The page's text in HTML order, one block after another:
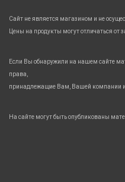
Сайт не является магазином и не
Цены на продукты могут отличаться от
Если Вы обнаружили на нашем сайте
права,
принадлежащие Вам, Вашей компании
На сайте могут быть опубликованы